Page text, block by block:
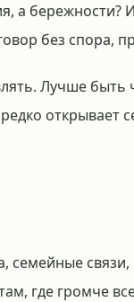
а бережности?
без спора,
Лучше быть
открывает
семейные
где громче